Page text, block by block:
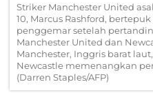
Striker Manchester United
10, Marcus Rashford,
penggemar setelah
Manchester United dan
Manchester, Inggris barat
Newcastle memenangkan
(Darren Staples/AFP)